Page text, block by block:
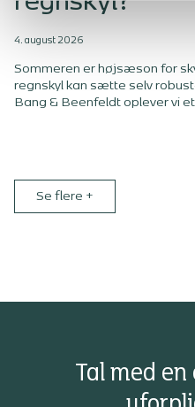
4. august 2026
Sommeren er højsæson for
regnskyl kan sætte selv
Bang & Beenfeldt oplever vi
Se flere +
Tal med